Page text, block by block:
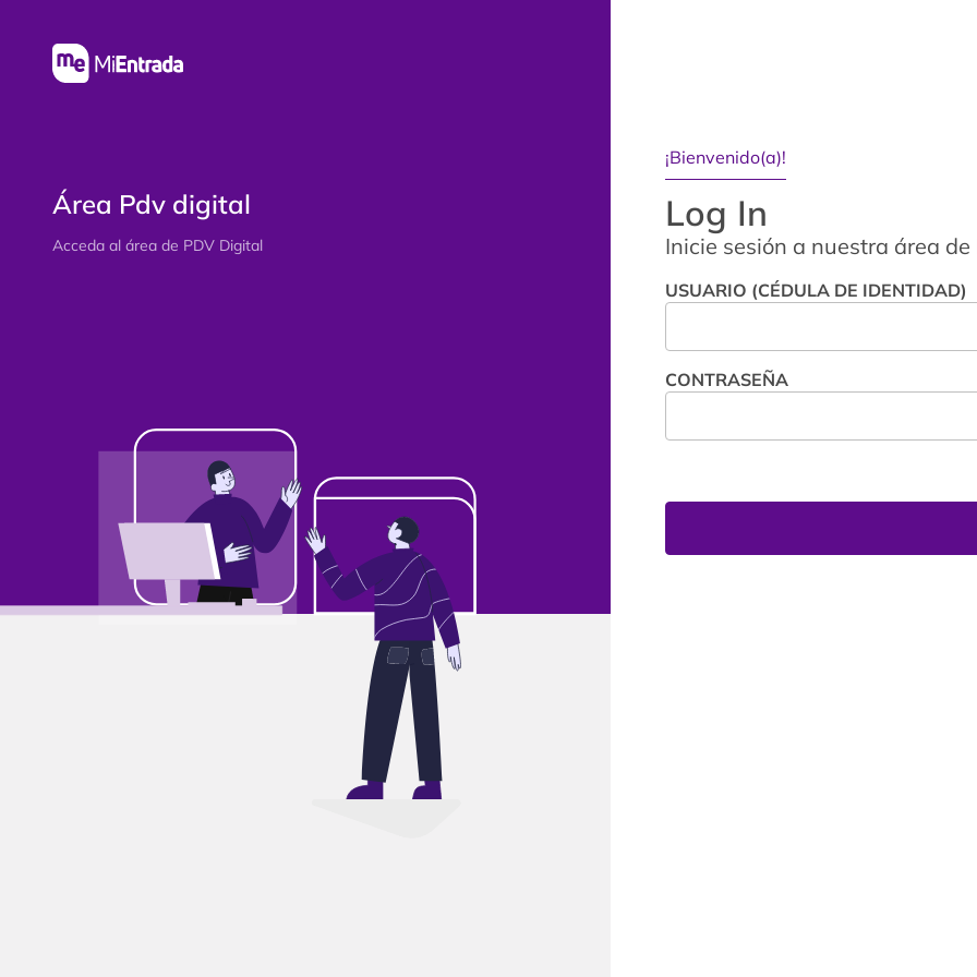
Área Pdv digital
Acceda al área de PDV Digital
¡Bienvenido(a)!
Log In
Inicie sesión a nuestra área
USUARIO (CÉDULA DE IDENTIDAD)
CONTRASEÑA